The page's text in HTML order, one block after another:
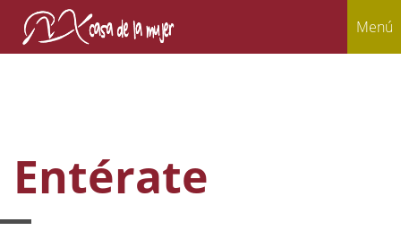
Menú
Entérate